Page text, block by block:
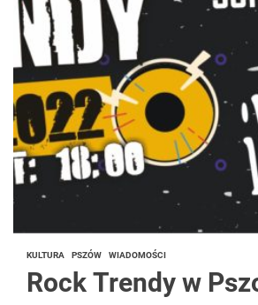
KULTURA PSZÓW WIADOMOŚCI
Rock Trendy w